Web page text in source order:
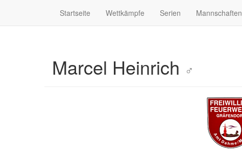
Startseite Wettkämpfe Serien Mannschaften
Marcel Heinrich ♂